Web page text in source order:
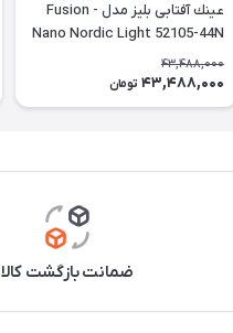
عينك آفتابی بليز مدل Fusion -
Nano Nordic Light 52105-44N
43,488,000
43,488,000 تومان
ضمانت بازگشت کالا